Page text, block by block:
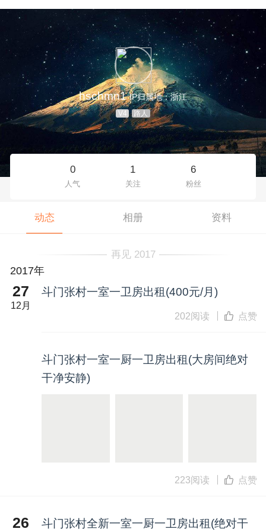
hschmn1 IP归属地：浙江
V4 路人
0
人气
1
关注
6
粉丝
动态 相册 资料
再见 2017
2017年
27
12月
斗门张村一室一卫房出租(400元/月)
202阅读 点赞
斗门张村一室一厨一卫房出租(大房间绝对
干净安静)
223阅读 点赞
26 斗门张村全新一室一厨一卫房出租(绝对干